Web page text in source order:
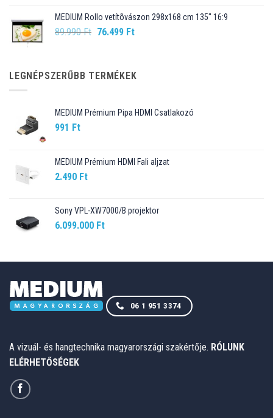
109.990 Ft.98.990 Ft.
MEDIUM Rollo vetítõvászon 298x168 cm 135" 16:9
89.990Ft Original
89.990 Ft.
76.499 FtCurrent
76.499 Ft.
LEGNÉPSZERŰBB TERMÉKEK
MEDIUM Prémium Pipa HDMI Csatlakozó
991 Ft
MEDIUM Prémium HDMI Fali aljzat
2.490 Ft
Sony VPL-XW7000/B projektor
6.099.000 Ft
06 1 951 3374
A vizuál- és hangtechnika magyarországi szakértője. RÓLUNK
ELÉRHETŐSÉGEK